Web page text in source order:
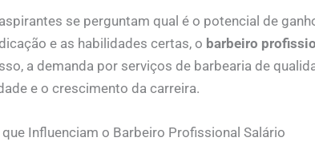
se perguntam qual é o potencial de
e as habilidades certas, o barbeiro
a demanda por serviços de barbearia de
e o crescimento da carreira.
Influenciam o Barbeiro Profissional Salário